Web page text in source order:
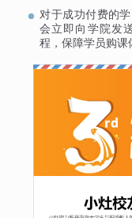
对于成功付费的
会立即向学院发
程，保障学员购课